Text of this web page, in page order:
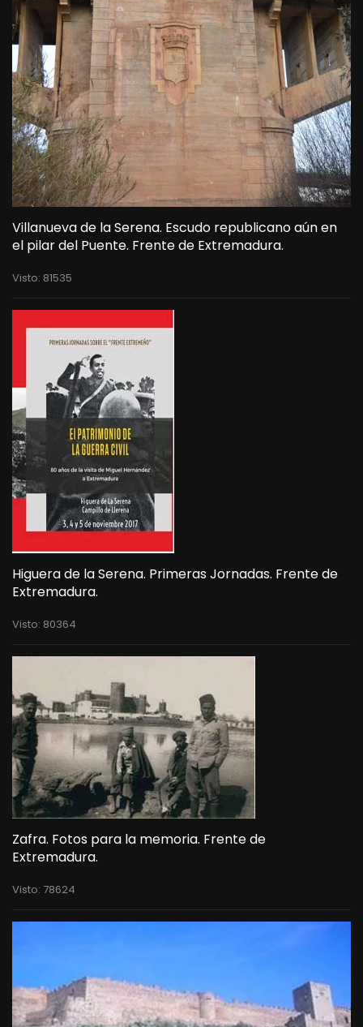
Villanueva de la Serena. Escudo republicano aún en
el pilar del Puente. Frente de Extremadura.
Visto: 81535
Higuera de la Serena. Primeras Jornadas. Frente de
Extremadura.
Visto: 80364
Zafra. Fotos para la memoria. Frente de
Extremadura.
Visto: 78624